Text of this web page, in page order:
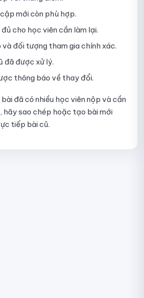
mới còn phù hợp.
cho học viên cần làm lại.
và đối tượng tham gia chính xác.
đã được xử lý.
thông báo về thay đổi.
bài đã có nhiều học viên nộp và cần
hãy sao chép hoặc tạo bài mới
tiếp bài cũ.